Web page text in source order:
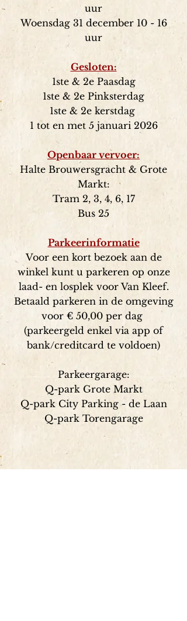
uur
Woensdag 31 december 10 - 16
uur
Gesloten:
1ste & 2e Paasdag
1ste & 2e Pinksterdag
1ste & 2e kerstdag
1 tot en met 5 januari 2026
Openbaar vervoer:
Halte Brouwersgracht & Grote
Markt:
Tram 2, 3, 4, 6, 17
Bus 25
Parkeerinformatie
Voor een kort bezoek aan de
winkel kunt u parkeren op onze
laad- en losplek voor Van Kleef.
Betaald parkeren in de omgeving
voor € 50,00 per dag
(parkeergeld enkel via app of
bank/creditcard te voldoen)
Parkeergarage:
Q-park Grote Markt
Q-park City Parking - de Laan
Q-park Torengarage